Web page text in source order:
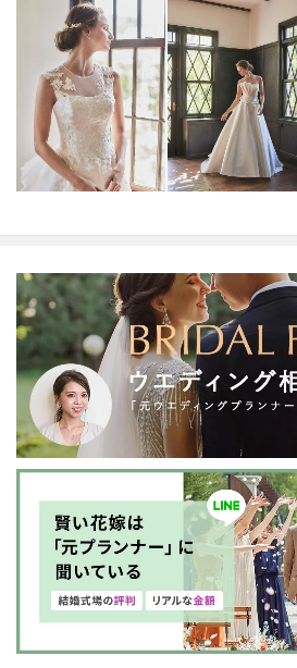
ンにこだわったオリジナルドレ
国内外の有名デザイナーズドレ
NYやミラノ・バルセロナから
ドレスは全て日本人花嫁向けに
は1903年創業からの伝統を受
お着物や現代の薫りをちりばめ
ン。すべての花嫁さまへ後悔し
いさせて頂きます。